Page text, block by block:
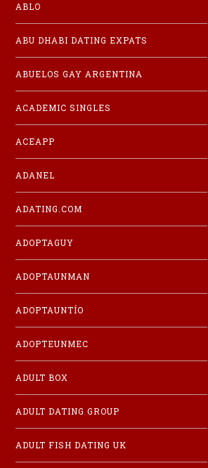
ABLO
ABU DHABI DATING EXPATS
ABUELOS GAY ARGENTINA
ACADEMIC SINGLES
ACEAPP
ADANEL
ADATING.COM
ADOPTAGUY
ADOPTAUNMAN
ADOPTAUNTÍO
ADOPTEUNMEC
ADULT BOX
ADULT DATING GROUP
ADULT FISH DATING UK